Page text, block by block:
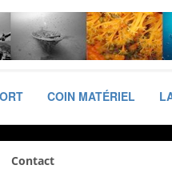
COIN MATÉRIEL
Contact